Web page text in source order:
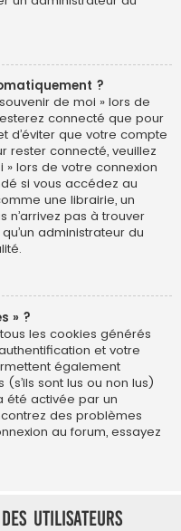
?
de moi » lors de
connecté que pour
d’éviter que votre compte
rester connecté, veuillez
lors de votre connexion
si vous accédez au
une librairie, un
n’arrivez pas à trouver
administrateur du
» ?
les cookies générés
et votre
également
sont lus ou non lus)
été activée par un
des problèmes
au forum, essayez
utilisateurs